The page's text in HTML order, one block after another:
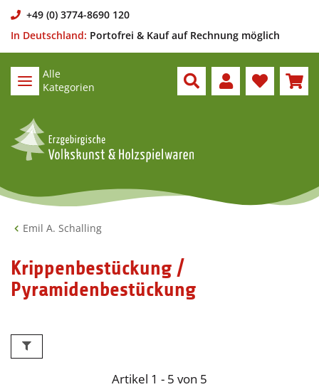
+49 (0) 3774-8690 120
In Deutschland: Portofrei & Kauf auf Rechnung möglich
Alle
Kategorien
Emil A. Schalling
Krippenbestückung /
Pyramidenbestückung
Artikel 1 - 5 von 5